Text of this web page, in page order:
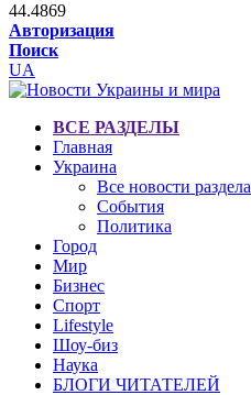
44.4869
Авторизация
Поиск
UA
ВСЕ РАЗДЕЛЫ
Главная
Украина
Все новости раздела
События
Политика
Город
Мир
Бизнес
Спорт
Lifestyle
Шоу-биз
Наука
БЛОГИ ЧИТАТЕЛЕЙ